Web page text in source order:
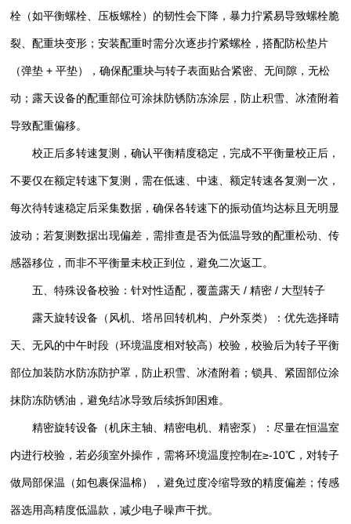
栓（如平衡螺栓、压板螺栓）的韧性会下降，暴力拧紧易导致螺栓脆
裂、配重块变形；安装配重时需分次逐步拧紧螺栓，搭配防松垫片
（弹垫 + 平垫），确保配重块与转子表面贴合紧密、无间隙，无松
动；露天设备的配重部位可涂抹防锈防冻涂层，防止积雪、冰渣附着
导致配重偏移。
校正后多转速复测，确认平衡精度稳定，完成不平衡量校正后，
不要仅在额定转速下复测，需在低速、中速、额定转速各复测一次，
每次待转速稳定后采集数据，确保各转速下的振动值均达标且无明显
波动；若复测数据出现偏差，需排查是否为低温导致的配重松动、传
感器移位，而非不平衡量未校正到位，避免二次返工。
五、特殊设备校验：针对性适配，覆盖露天 / 精密 / 大型转子
露天旋转设备（风机、塔吊回转机构、户外泵类）：优先选择晴
天、无风的中午时段（环境温度相对较高）校验，校验后为转子平衡
部位加装防水防冻防护罩，防止积雪、冰渣附着；锁具、紧固部位涂
抹防冻防锈油，避免结冰导致后续拆卸困难。
精密旋转设备（机床主轴、精密电机、精密泵）：尽量在恒温室
内进行校验，若必须室外操作，需将环境温度控制在≥-10℃，对转子
做局部保温（如包裹保温棉），避免过度冷缩导致的精度偏差；传感
器选用高精度低温款，减少电子噪声干扰。